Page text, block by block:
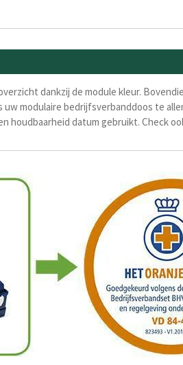
dankzij de module kleur.
modulaire bedrijfsverbanddoos te
houdbaarheid datum gebruikt. Check